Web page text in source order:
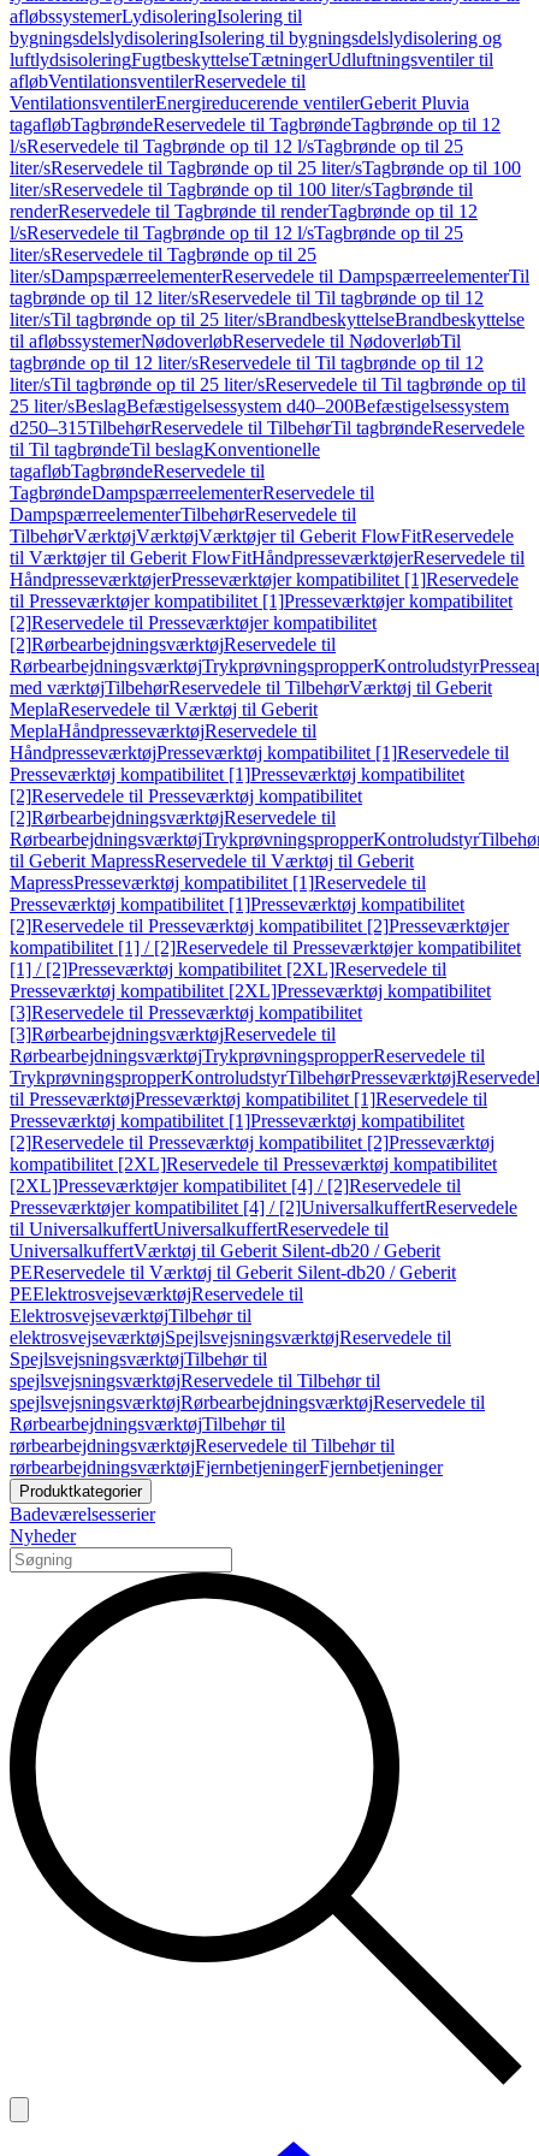
afløbssystemerLydisoleringIsolering til
bygningsdelslydisoleringIsolering til bygningsdelslydisolering og
luftlydsisoleringFugtbeskyttelseTætningerUdluftningsventiler til
afløbVentilationsventilerReservedele til
VentilationsventilerEnergireducerende ventilerGeberit Pluvia
tagafløbTagbrøndeReservedele til TagbrøndeTagbrønde op til 12
l/sReservedele til Tagbrønde op til 12 l/sTagbrønde op til 25
liter/sReservedele til Tagbrønde op til 25 liter/sTagbrønde op til 100
liter/sReservedele til Tagbrønde op til 100 liter/sTagbrønde til
renderReservedele til Tagbrønde til renderTagbrønde op til 12
l/sReservedele til Tagbrønde op til 12 l/sTagbrønde op til 25
liter/sReservedele til Tagbrønde op til 25
liter/sDampspærreelementerReservedele til DampspærreelementerTil
tagbrønde op til 12 liter/sReservedele til Til tagbrønde op til 12
liter/sTil tagbrønde op til 25 liter/sBrandbeskyttelseBrandbeskyttelse
til afløbssystemerNødoverløbReservedele til NødoverløbTil
tagbrønde op til 12 liter/sReservedele til Til tagbrønde op til 12
liter/sTil tagbrønde op til 25 liter/sReservedele til Til tagbrønde op til
25 liter/sBeslagBefæstigelsessystem d40–200Befæstigelsessystem
d250–315TilbehørReservedele til TilbehørTil tagbrøndeReservedele
til Til tagbrøndeTil beslagKonventionelle
tagafløbTagbrøndeReservedele til
TagbrøndeDampspærreelementerReservedele til
DampspærreelementerTilbehørReservedele til
TilbehørVærktøjVærktøjVærktøjer til Geberit FlowFitReservedele
til Værktøjer til Geberit FlowFitHåndpresseværktøjerReservedele til
HåndpresseværktøjerPresseværktøjer kompatibilitet [1]Reservedele
til Presseværktøjer kompatibilitet [1]Presseværktøjer kompatibilitet
[2]Reservedele til Presseværktøjer kompatibilitet
[2]RørbearbejdningsværktøjReservedele til
RørbearbejdningsværktøjTrykprøvningspropperKontroludstyr
med værktøjTilbehørReservedele til TilbehørVærktøj til Geberit
MeplaReservedele til Værktøj til Geberit
MeplaHåndpresseværktøjReservedele til
HåndpresseværktøjPresseværktøj kompatibilitet [1]Reservedele til
Presseværktøj kompatibilitet [1]Presseværktøj kompatibilitet
[2]Reservedele til Presseværktøj kompatibilitet
[2]RørbearbejdningsværktøjReservedele til
RørbearbejdningsværktøjTrykprøvningspropperKontroludstyr
til Geberit MapressReservedele til Værktøj til Geberit
MapressPresseværktøj kompatibilitet [1]Reservedele til
Presseværktøj kompatibilitet [1]Presseværktøj kompatibilitet
[2]Reservedele til Presseværktøj kompatibilitet [2]Presseværktøjer
kompatibilitet [1] / [2]Reservedele til Presseværktøjer kompatibilitet
[1] / [2]Presseværktøj kompatibilitet [2XL]Reservedele til
Presseværktøj kompatibilitet [2XL]Presseværktøj kompatibilitet
[3]Reservedele til Presseværktøj kompatibilitet
[3]RørbearbejdningsværktøjReservedele til
RørbearbejdningsværktøjTrykprøvningspropperReservedele til
TrykprøvningspropperKontroludstyrTilbehørPresseværktøj
til PresseværktøjPresseværktøj kompatibilitet [1]Reservedele til
Presseværktøj kompatibilitet [1]Presseværktøj kompatibilitet
[2]Reservedele til Presseværktøj kompatibilitet [2]Presseværktøj
kompatibilitet [2XL]Reservedele til Presseværktøj kompatibilitet
[2XL]Presseværktøjer kompatibilitet [4] / [2]Reservedele til
Presseværktøjer kompatibilitet [4] / [2]UniversalkuffertReservedele
til UniversalkuffertUniversalkuffertReservedele til
UniversalkuffertVærktøj til Geberit Silent-db20 / Geberit
PEReservedele til Værktøj til Geberit Silent-db20 / Geberit
PEElektrosvejseværktøjReservedele til
ElektrosvejseværktøjTilbehør til
elektrosvejseværktøjSpejlsvejsningsværktøjReservedele til
SpejlsvejsningsværktøjTilbehør til
spejlsvejsningsværktøjReservedele til Tilbehør til
spejlsvejsningsværktøjRørbearbejdningsværktøjReservedele til
RørbearbejdningsværktøjTilbehør til
rørbearbejdningsværktøjReservedele til Tilbehør til
rørbearbejdningsværktøjFjernbetjeningerFjernbetjeninger
Produktkategorier
Badeværelsesserier
Nyheder